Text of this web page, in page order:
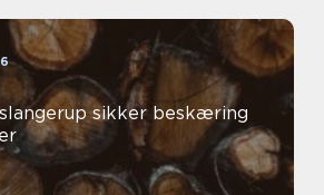
sikker beskæring